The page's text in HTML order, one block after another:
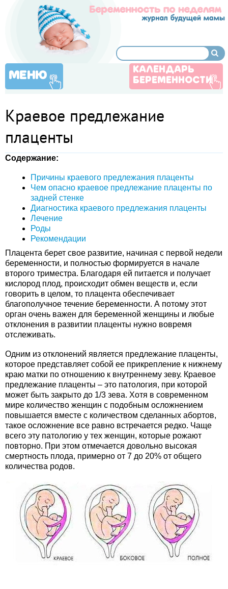
МЕНЮ
КАЛЕНДАРЬ
БЕРЕМЕННОСТИ
Краевое предлежание
плаценты
Содержание:
Причины краевого предлежания плаценты
Чем опасно краевое предлежание плаценты по
задней стенке
Диагностика краевого предлежания плаценты
Лечение
Роды
Рекомендации
Плацента берет свое развитие, начиная с первой недели
беременности, и полностью формируется в начале
второго триместра. Благодаря ей питается и получает
кислород плод, происходит обмен веществ и, если
говорить в целом, то плацента обеспечивает
благополучное течение беременности. А потому этот
орган очень важен для беременной женщины и любые
отклонения в развитии плаценты нужно вовремя
отслеживать.
Одним из отклонений является предлежание плаценты,
которое представляет собой ее прикрепление к нижнему
краю матки по отношению к внутреннему зеву. Краевое
предлежание плаценты – это патология, при которой
может быть закрыто до 1/3 зева. Хотя в современном
мире количество женщин с подобным осложнением
повышается вместе с количеством сделанных абортов,
такое осложнение все равно встречается редко. Чаще
всего эту патологию у тех женщин, которые рожают
повторно. При этом отмечается довольно высокая
смертность плода, примерно от 7 до 20% от общего
количества родов.